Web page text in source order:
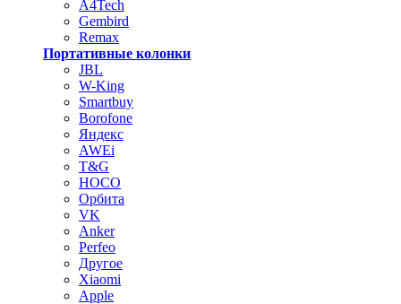
A4Tech
Gembird
Remax
Портативные колонки
JBL
W-King
Smartbuy
Borofone
Яндекс
AWEi
T&G
HOCO
Орбита
VK
Anker
Perfeo
Другое
Xiaomi
Apple